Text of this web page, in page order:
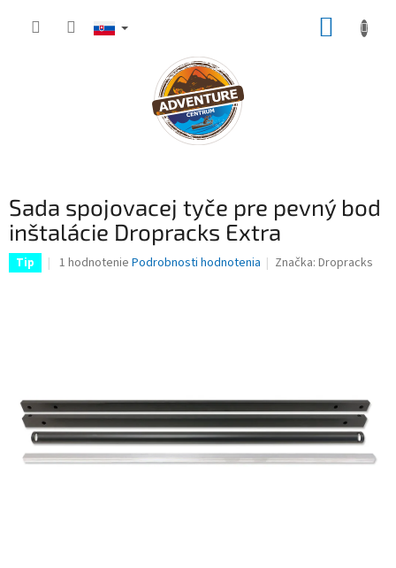
Sada spojovacej tyče pre pevný bod
inštalácie Dropracks Extra
Tip
Priemerné
1 hodnotenie Podrobnosti hodnotenia Značka:Dropracks